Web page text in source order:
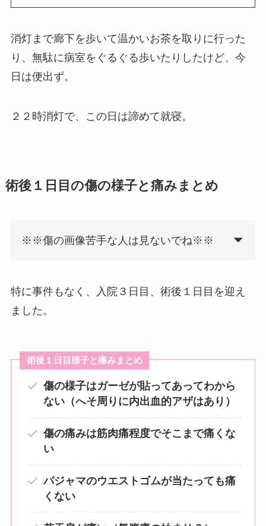
消灯まで廊下を歩いて温かいお茶を取りに行った
り、無駄に病室をぐるぐる歩いたりしたけど、今
日は便出ず。
２２時消灯で、この日は諦めて就寝。
術後１日目の傷の様子と痛みまとめ
※※傷の画像苦手な人は見ないでね※※
特に事件もなく、入院３日目、術後１日目を迎え
ました。
術後１日目様子と痛みまとめ
傷の様子はガーゼが貼ってあってわから
ない（へそ周りに内出血的アザはあり）
傷の痛みは筋肉痛程度でそこまで痛くな
い
パジャマのウエストゴムが当たっても痛
くない